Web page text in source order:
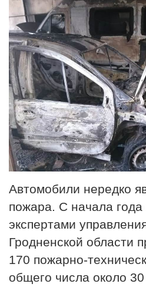
Автомобили нередко
пожара. С начала
экспертами
Гродненской области
170 пожарно-
общего числа около